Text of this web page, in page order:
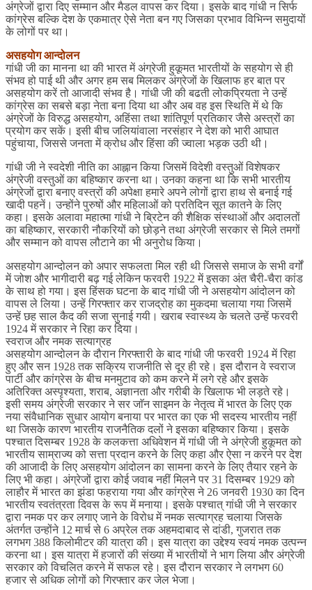
अंग्रेजों द्वारा दिए सम्मान और मैडल वापस कर दिया। इसके बाद गांधी न सिर्फ
कांग्रेस बल्कि देश के एकमात्र ऐसे नेता बन गए जिसका प्रभाव विभिन्न समुदायों
के लोगों पर था।
असहयोग आन्दोलन
गांधी जी का मानना था की भारत में अंग्रेजी हुकूमत भारतीयों के सहयोग से ही
संभव हो पाई थी और अगर हम सब मिलकर अंग्रेजों के खिलाफ हर बात पर
असहयोग करें तो आजादी संभव है। गांधी जी की बढती लोकप्रियता ने उन्हें
कांग्रेस का सबसे बड़ा नेता बना दिया था और अब वह इस स्थिति में थे कि
अंग्रेजों के विरुद्ध असहयोग, अहिंसा तथा शांतिपूर्ण प्रतिकार जैसे अस्त्रों का
प्रयोग कर सकें। इसी बीच जलियांवाला नरसंहार ने देश को भारी आघात
पहुंचाया, जिससे जनता में क्रोध और हिंसा की ज्वाला भड़क उठी थी।
गांधी जी ने स्वदेशी नीति का आह्नान किया जिसमें विदेशी वस्तुओं विशेषकर
अंग्रेजी वस्तुओं का बहिष्कार करना था। उनका कहना था कि सभी भारतीय
अंग्रेजों द्वारा बनाए वस्त्रों की अपेक्षा हमारे अपने लोगों द्वारा हाथ से बनाई गई
खादी पहनें। उन्होंने पुरुषों और महिलाओं को प्रतिदिन सूत कातने के लिए
कहा। इसके अलावा महात्मा गांधी ने ब्रिटेन की शैक्षिक संस्थाओं और अदालतों
का बहिष्कार, सरकारी नौकरियों को छोड़ने तथा अंग्रेजी सरकार से मिले तमगों
और सम्मान को वापस लौटाने का भी अनुरोध किया।
असहयोग आन्दोलन को अपार सफलता मिल रही थी जिससे समाज के सभी वर्गों
में जोश और भागीदारी बढ़ गई लेकिन फरवरी 1922 में इसका अंत चैरी-चैरा कांड
के साथ हो गया। इस हिंसक घटना के बाद गांधी जी ने असहयोग आंदोलन को
वापस ले लिया। उन्हें गिरफ्तार कर राजद्रोह का मुकदमा चलाया गया जिसमें
उन्हें छह साल कैद की सजा सुनाई गयी। खराब स्वास्थ्य के चलते उन्हें फरवरी
1924 में सरकार ने रिहा कर दिया।
स्वराज और नमक सत्याग्रह
असहयोग आन्दोलन के दौरान गिरफ्तारी के बाद गांधी जी फरवरी 1924 में रिहा
हुए और सन 1928 तक सक्रिय राजनीति से दूर ही रहे। इस दौरान वे स्वराज
पार्टी और कांग्रेस के बीच मनमुटाव को कम करने में लगे रहे और इसके
अतिरिक्त अस्पृश्यता, शराब, अज्ञानता और गरीबी के खिलाफ भी लड़ते रहे।
इसी समय अंग्रेजी सरकार ने सर जाॅन साइमन के नेतृत्व में भारत के लिए एक
नया संवैधानिक सुधार आयोग बनाया पर भारत का एक भी सदस्य भारतीय नहीं
था जिसके कारण भारतीय राजनैतिक दलों ने इसका बहिष्कार किया। इसके
पश्चात दिसम्बर 1928 के कलकत्ता अधिवेशन में गांधी जी ने अंग्रेजी हुकूमत को
भारतीय साम्राज्य को सत्ता प्रदान करने के लिए कहा और ऐसा न करने पर देश
की आजादी के लिए असहयोग आंदोलन का सामना करने के लिए तैयार रहने के
लिए भी कहा। अंग्रेजों द्वारा कोई जवाब नहीं मिलने पर 31 दिसम्बर 1929 को
लाहौर में भारत का झंडा फहराया गया और कांग्रेस ने 26 जनवरी 1930 का दिन
भारतीय स्वतंत्रता दिवस के रूप में मनाया। इसके पश्चात् गांधी जी ने सरकार
द्वारा नमक पर कर लगाए जाने के विरोध में नमक सत्याग्रह चलाया जिसके
अंतर्गत उन्होंने 12 मार्च से 6 अप्रेल तक अहमदाबाद से दांडी, गुजरात तक
लगभग 388 किलोमीटर की यात्रा की। इस यात्रा का उद्देश्य स्वयं नमक उत्पन्न
करना था। इस यात्रा में हजारों की संख्या में भारतीयों ने भाग लिया और अंग्रेजी
सरकार को विचलित करने में सफल रहे। इस दौरान सरकार ने लगभग 60
हजार से अधिक लोगों को गिरफ्तार कर जेल भेजा।